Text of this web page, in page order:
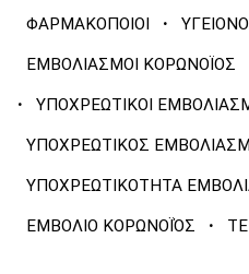
ΦΑΡΜΑΚΟΠΟΙΟΙ ·
ΕΜΒΟΛΙΑΣΜΟΙ ΚΟΡΩΝΟΪΟΣ
· ΥΠΟΧΡΕΩΤΙΚΟΙ
ΥΠΟΧΡΕΩΤΙΚΟΣ
ΥΠΟΧΡΕΩΤΙΚΟΤΗΤΑ
ΕΜΒΟΛΙΟ ΚΟΡΩΝΟΪΌΣ ·